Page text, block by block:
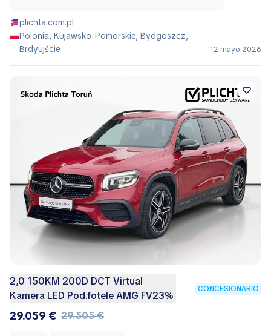
plichta.com.pl
Polonia, Kujawsko-Pomorskie, Bydgoszcz,
Brdyujście
12 mayo 2026
2,0 150KM 200D DCT Virtual
Kamera LED Pod.fotele AMG FV23%
CONCESIONARIO
29.059 € 29.505 €